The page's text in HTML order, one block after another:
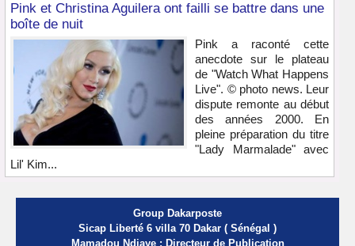
Pink et Christina Aguilera ont failli se battre dans une
boîte de nuit
Pink a raconté cette
anecdote sur le plateau
de "Watch What Happens
Live". © photo news. Leur
dispute remonte au début
des années 2000. En
pleine préparation du titre
"Lady Marmalade" avec
Lil' Kim...
Group Dakarposte
Sicap Liberté 6 villa 70 Dakar ( Sénégal )
Mamadou Ndiaye : Directeur de Publication